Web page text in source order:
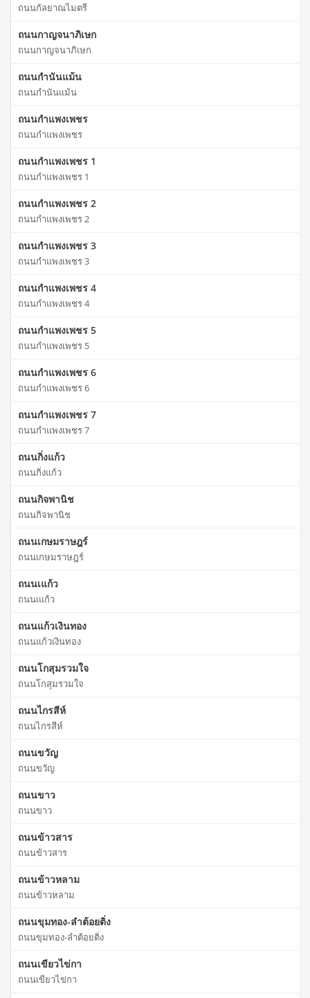
ถนนกัลยาณไมตรี
ถนนกาญจนาภิเษก
ถนนกาญจนาภิเษก
ถนนกำนันแม้น
ถนนกำนันแม้น
ถนนกำแพงเพชร
ถนนกำแพงเพชร
ถนนกำแพงเพชร 1
ถนนกำแพงเพชร 1
ถนนกำแพงเพชร 2
ถนนกำแพงเพชร 2
ถนนกำแพงเพชร 3
ถนนกำแพงเพชร 3
ถนนกำแพงเพชร 4
ถนนกำแพงเพชร 4
ถนนกำแพงเพชร 5
ถนนกำแพงเพชร 5
ถนนกำแพงเพชร 6
ถนนกำแพงเพชร 6
ถนนกำแพงเพชร 7
ถนนกำแพงเพชร 7
ถนนกิ่งแก้ว
ถนนกิ่งแก้ว
ถนนกิจพานิช
ถนนกิจพานิช
ถนนเกษมราษฎร์
ถนนเกษมราษฎร์
ถนนเแก้ว
ถนนเแก้ว
ถนนแก้วเงินทอง
ถนนแก้วเงินทอง
ถนนโกสุมรวมใจ
ถนนโกสุมรวมใจ
ถนนไกรสีห์
ถนนไกรสีห์
ถนนขวัญ
ถนนขวัญ
ถนนขาว
ถนนขาว
ถนนข้าวสาร
ถนนข้าวสาร
ถนนข้าวหลาม
ถนนข้าวหลาม
ถนนขุมทอง-ลำต้อยติ่ง
ถนนขุมทอง-ลำต้อยติ่ง
ถนนเขียวไข่กา
ถนนเขียวไข่กา